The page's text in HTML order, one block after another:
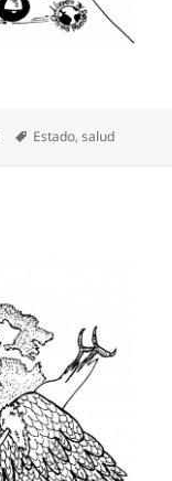
Etiquetas
Estado,salud